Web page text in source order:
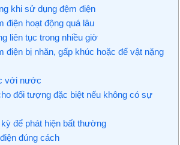
khi sử dụng đệm điện
điện hoạt động quá lâu
liên tục trong nhiều giờ
điện bị nhăn, gấp khúc hoặc để vật nặng
với nước
đối tượng đặc biệt nếu không có sự
để phát hiện bất thường
đúng cách